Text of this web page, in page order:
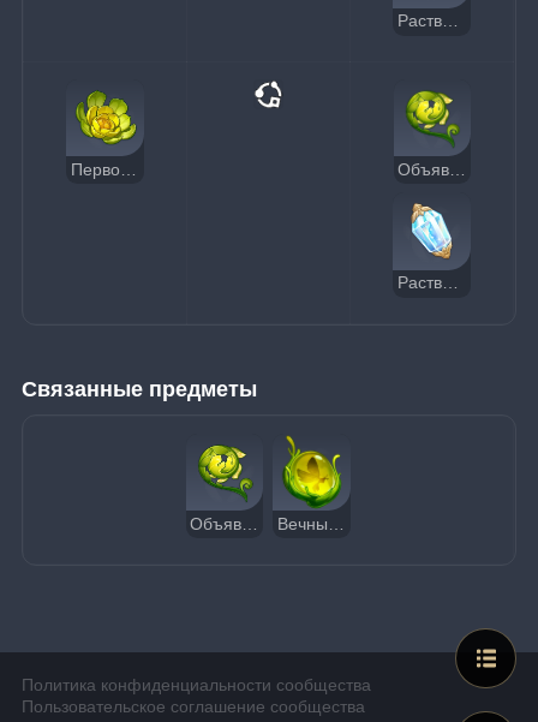
Растворитель снов
Растворитель снов
Связанные предметы
Политика конфиденциальности сообщества
Пользовательское соглашение сообщества